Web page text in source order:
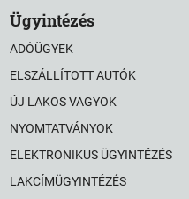
Ügyintézés
ADÓÜGYEK
ELSZÁLLÍTOTT AUTÓK
ÚJ LAKOS VAGYOK
NYOMTATVÁNYOK
ELEKTRONIKUS ÜGYINTÉZÉS
LAKCÍMÜGYINTÉZÉS